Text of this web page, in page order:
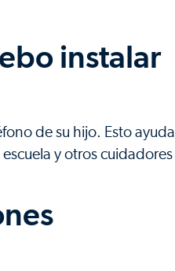
instalar
de su hijo. Esto ayuda
y otros cuidadores